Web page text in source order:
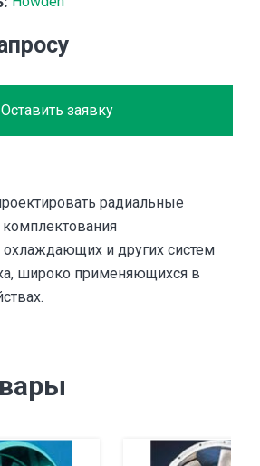
Оставить заявку
радиальные
и других систем
широко применяющихся в